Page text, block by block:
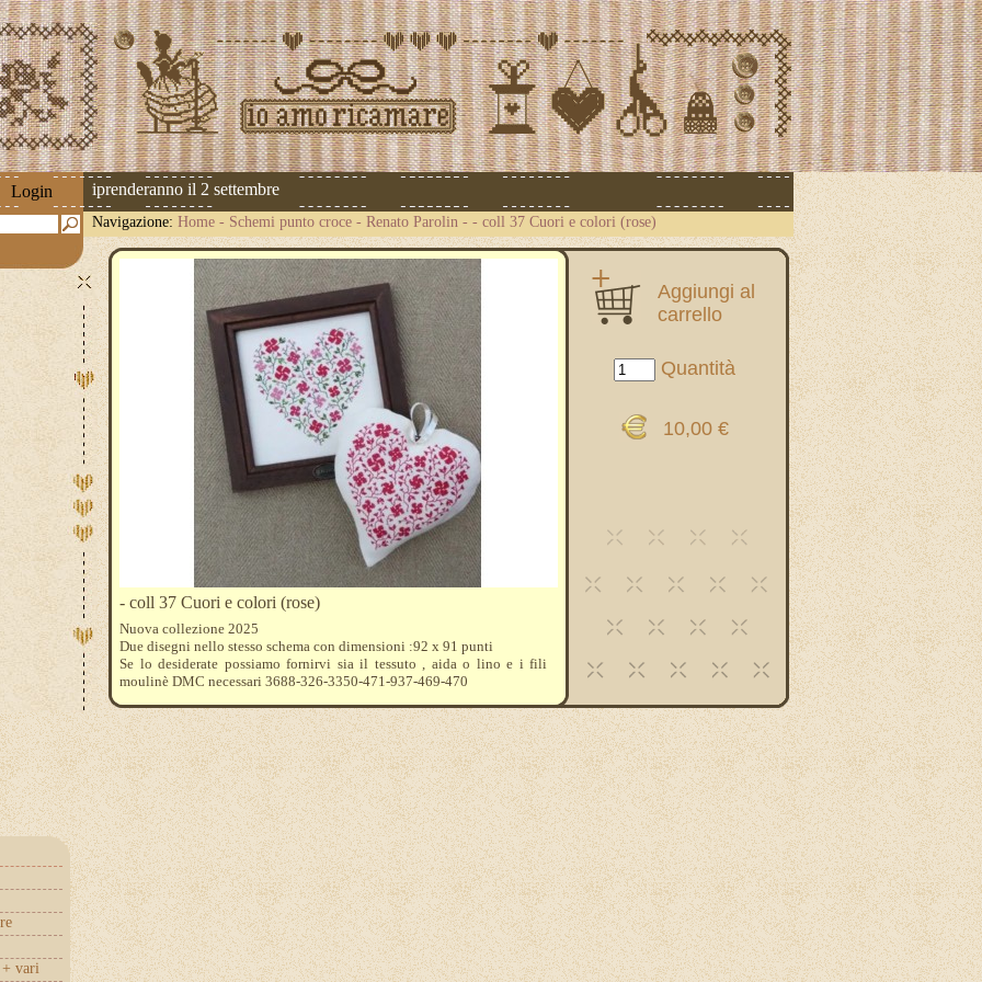
Login riprenderanno il 2 settembre
Navigazione: Home - Schemi punto croce - Renato Parolin - - coll 37 Cuori e colori (rose)
+ vari
Aggiungi al
carrello
Quantità
10,00 €
- coll 37 Cuori e colori (rose)
Nuova collezione 2025
Due disegni nello stesso schema con dimensioni :92 x 91 punti
Se lo desiderate possiamo fornirvi sia il tessuto , aida o lino e i fili
moulinè DMC necessari 3688-326-3350-471-937-469-470